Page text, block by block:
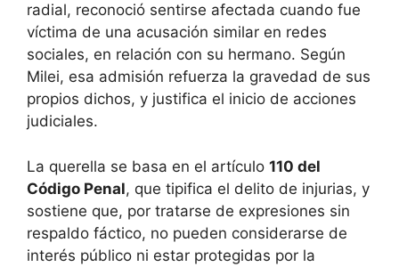
radial, reconoció sentirse afectada cuando fue
víctima de una acusación similar en redes
sociales, en relación con su hermano. Según
Milei, esa admisión refuerza la gravedad de sus
propios dichos, y justifica el inicio de acciones
judiciales.
La querella se basa en el artículo 110 del
Código Penal, que tipifica el delito de injurias, y
sostiene que, por tratarse de expresiones sin
respaldo fáctico, no pueden considerarse de
interés público ni estar protegidas por la